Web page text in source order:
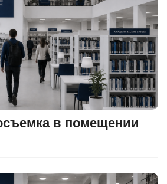
в помещении